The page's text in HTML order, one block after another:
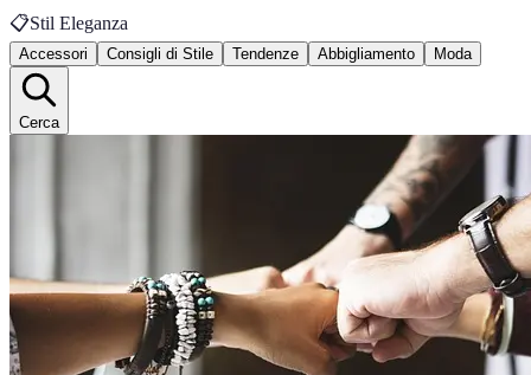
📋Stil Eleganza
Accessori Consigli di Stile Tendenze Abbigliamento Moda
Cerca